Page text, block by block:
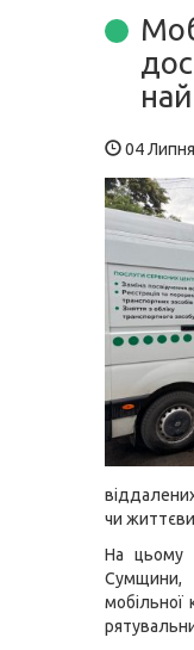
04
чи
На цьому
Сумщини,
мобільної